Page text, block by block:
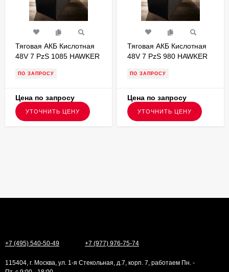
Тяговая АКБ Кислотная
48V 7 PzS 1085 HAWKER
ПО ЗАПРОСУ
Цена по запросу
УТОЧНИТЬ ЦЕНУ
Тяговая АКБ Кислотная
48V 7 PzS 980 HAWKER
ПО ЗАПРОСУ
Цена по запросу
УТОЧНИТЬ ЦЕНУ
+7 (495) 540-50-49 +7 (977) 976-75-74
115404, г. Москва, ул. 1-я Стекольная, д.7, корп. 7, работаем Пн. -